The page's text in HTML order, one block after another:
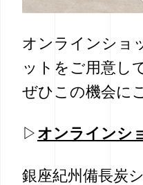
オンラインショ
ットをご用意し
ぜひこの機会に
▷ オンラインシ
銀座紀州備長炭